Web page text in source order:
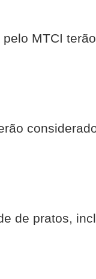
MTCI
de pratos,